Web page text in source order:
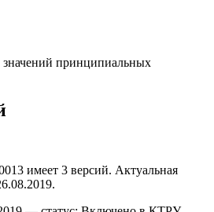
значений принципиальных
имеет 3 версий. Актуальная